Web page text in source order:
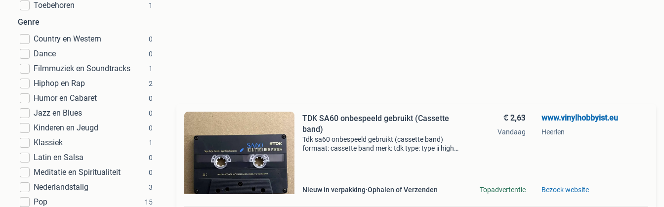
Toebehoren 1
Genre
Country en Western
0
Dance 0
Filmmuziek en Soundtracks 1
Hiphop en Rap 2
Humor en Cabaret 0
Jazz en Blues 0
Kinderen en Jeugd 0
Klassiek 1
Latin en Salsa 0
Meditatie en Spiritualiteit 0
Nederlandstalig 3
Pop 15
TDK SA60 onbespeeld gebruikt (Cassette
band)
Tdk sa60 onbespeeld gebruikt (cassette band)
formaat: cassette band merk: tdk type: type ii high
Nieuw in verpakking Ophalen of Verzenden
€ 2,63
Vandaag
Topadvertentie
www.vinylhobbyist.eu
Heerlen
Bezoek website